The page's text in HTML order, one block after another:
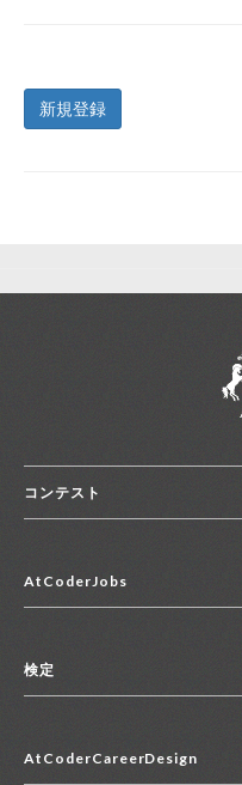
新規登録
コンテスト
コンテスト一覧
便利リンク集
AtCoderJobs
2027年新卒採用求人一覧
中途採用求人一覧
検定
マイページ
AtCoderCareerDesign